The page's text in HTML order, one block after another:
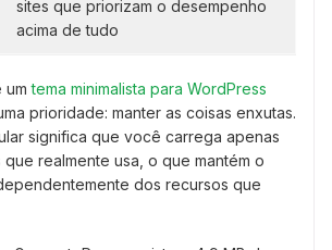
sites que priorizam o desempenho
acima de tudo
umtema minimalista para WordPress
prioridade: manter as coisas enxutas.
significa que você carrega apenas
realmente usa, o que mantém o
dos recursos que